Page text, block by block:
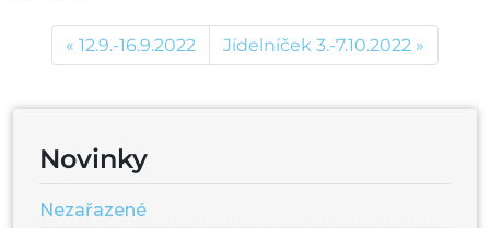
12.9.-16.9.2022 Jídelníček 3.-7.10.2022
Novinky
Nezařazené